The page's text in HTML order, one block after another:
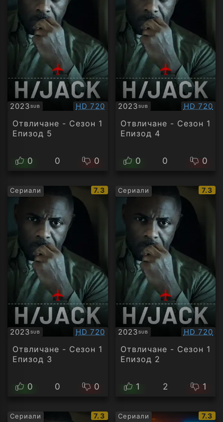
2023SUB
Субтитри Качество:
HD 720
Отвличане - Сезон 1
Епизод 5
0 0 0
2023SUB
Субтитри HD 720
Отвличане - Сезон 1
Епизод 4
0 0 0
Сериали
IMDb
рейтинг:
7.3
2023SUB
Субтитри Качество:
HD 720
Отвличане - Сезон 1
Епизод 3
0 0 0
Сериали
IMDb
7.3
2023SUB
Субтитри HD 720
Отвличане - Сезон 1
Епизод 2
1 2 1
Сериали
IMDb
7.3 Сериали
IMDb
7.3